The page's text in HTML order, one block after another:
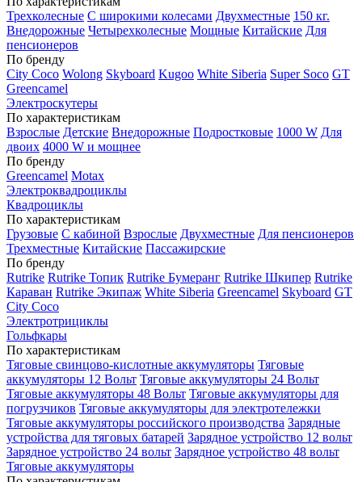
Трехколесные С широкими колесами Двухместные 150 кг.
Внедорожные Четырехколесные Мощные Китайские Для
пенсионеров
По бренду
City Coco Wolong Skyboard Kugoo White Siberia Super Soco GT
Greencamel
Электроскутеры
По характеристикам
Взрослые Детские Внедорожные Подростковые 1000 W Для
двоих 4000 W и мощнее
По бренду
Greencamel Motax
Электроквадроциклы
Квадроциклы
По характеристикам
Грузовые С кабиной Взрослые Двухместные Для пенсионеров
Трехместные Китайские Пассажирские
По бренду
Rutrike Rutrike Топик Rutrike Бумеранг Rutrike Шкипер Rutrike
Караван Rutrike Экипаж White Siberia Greencamel Skyboard GT
City Coco
Электротрициклы
Гольфкары
По характеристикам
Тяговые свинцово-кислотные аккумуляторы Тяговые
аккумуляторы 12 Вольт Тяговые аккумуляторы 24 Вольт
Тяговые аккумуляторы 48 Вольт Тяговые аккумуляторы для
погрузчиков Тяговые аккумуляторы для электротележки
Тяговые аккумуляторы российского производства Зарядные
устройства для тяговых батарей Зарядное устройство 12 вольт
Зарядное устройство 24 вольт Зарядное устройство 48 вольт
Тяговые аккумуляторы